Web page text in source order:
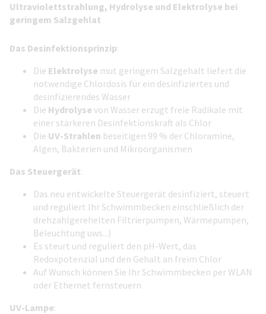
Ultraviolettstrahlung, Hydrolyse und Elektrolyse bei
geringem Salzgehlat
Das Desinfektionsprinzip:
Die Elektrolyse mut geringem Salzgehalt liefert die
notwendige Chlordosis für ein desinfiziertes und
desinfizierendes Wasser
Die Hydrolyse von Wasser erzugt freie Radikale mit
einer stärkeren Desinfektionskraft als Chlor
Die UV-Strahlen beseitigen 99 % der Chloramine,
Algen, Bakterien und Mikroorganismen
Das Steuergerät:
Das neu entwickelte Steuergerät desinfiziert, steuert
und reguliert Ihr Schwimmbecken einschließlich der
drehzahlgerehelten Filtrierpumpen, Wärmepumpen,
Beleuchtung uws...)
Es steurt und reguliert den pH-Wert, das
Redoxpotenzial und den Gehalt an freim Chlor
Auf Wunsch können Sie Ihr Schwimmbecken per WLAN
oder Ethernet fernsteuern
UV-Lampe: